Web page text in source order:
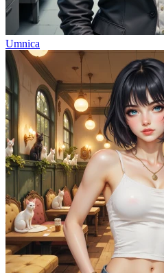
Umnica